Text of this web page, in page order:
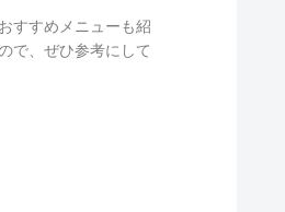
すすめメニューも紹
で、ぜひ参考にして